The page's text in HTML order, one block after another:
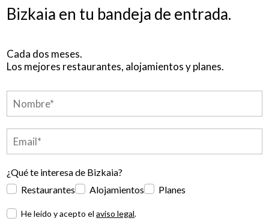
Bizkaia en tu bandeja de entrada.
Cada dos meses.
Los mejores restaurantes, alojamientos y planes.
¿Qué te interesa de Bizkaia?
Restaurantes
Alojamientos Planes
He leído y acepto elaviso legal.